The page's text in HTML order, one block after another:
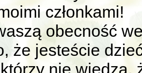
członkami!
obecność
że jesteście
nie wiedzą,